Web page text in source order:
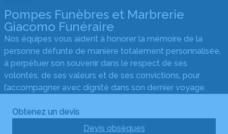
Pompes Funèbres et Marbrerie
Giacomo Funéraire
Nos équipes vous aident à honorer la mémoire de la
personne défunte de manière totalement personnalisée,
à perpétuer son souvenir dans le respect de ses
volontés, de ses valeurs et de ses convictions, pour
l’accompagner avec dignité dans son dernier voyage.
Obtenez un devis
Devis obsèques